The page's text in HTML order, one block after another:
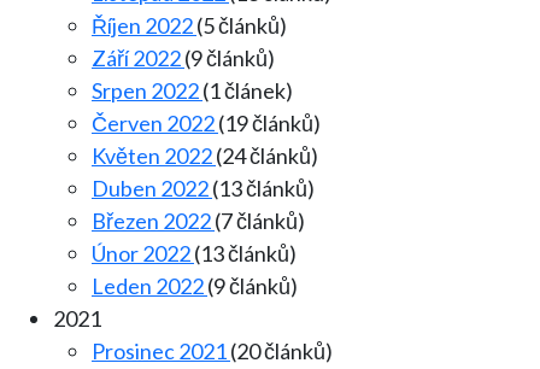
Říjen 2022(5 článků)
Září 2022(9 článků)
Srpen 2022(1 článek)
Červen 2022(19 článků)
Květen 2022(24 článků)
Duben 2022(13 článků)
Březen 2022(7 článků)
Únor 2022(13 článků)
Leden 2022(9 článků)
2021
Prosinec 2021(20 článků)